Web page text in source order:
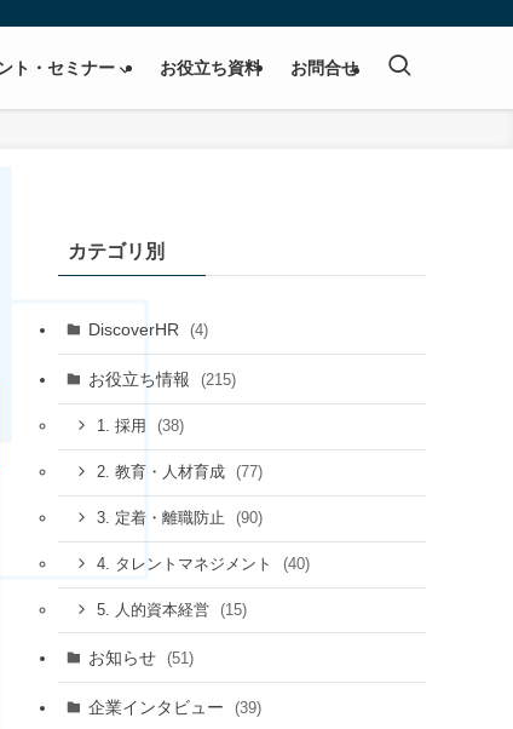
ト・セミナー お役立ち資料 お問合せ
カテゴリ別
DiscoverHR (4)
お役立ち情報 (215)
1. 採用 (38)
2. 教育・人材育成 (77)
3. 定着・離職防止 (90)
4. タレントマネジメント (40)
5. 人的資本経営 (15)
お知らせ (51)
企業インタビュー (39)